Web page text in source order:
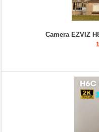
Camera EZVIZ